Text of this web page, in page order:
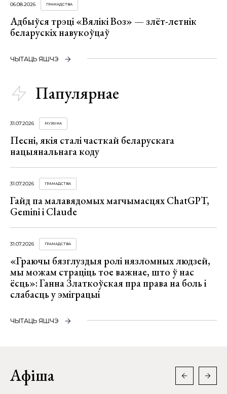
06.08.2026 ГРАМАДСТВА
Адбыўся трэці «Вялікі Воз» — злёт-летнік
беларускіх навукоўцаў
ЧЫТАЦЬ ЯШЧЭ
Папулярнае
31.07.2026 МУЗЫКА
Песні, якія сталі часткай беларускага
нацыянальнага коду
31.07.2026 ГРАМАДСТВА
Гайд па малавядомых магчымасцях ChatGPT,
Gemini і Claude
31.07.2026 ГРАМАДСТВА
«Граючы бязглуздыя ролі нязломных людзей,
мы можам страціць тое важнае, што ў нас
ёсць»: Ганна Златкоўская пра права на боль і
слабасць у эміграцыі
ЧЫТАЦЬ ЯШЧЭ
Афіша